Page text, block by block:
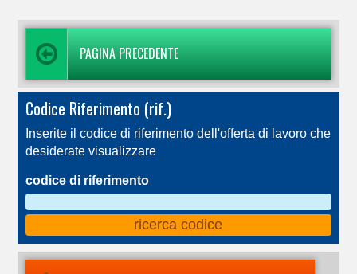
PAGINA PRECEDENTE
Codice Riferimento (rif.)
Inserite il codice di riferimento dell'offerta di lavoro che
desiderate visualizzare
codice di riferimento